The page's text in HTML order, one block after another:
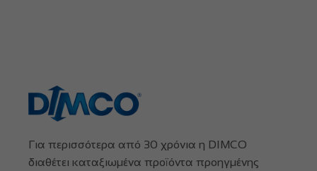
Για περισσότερα από 30 χρόνια η DIMCO
διαθέτει καταξιωμένα προϊόντα προηγμένης